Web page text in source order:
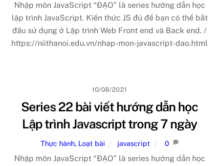
Nhập môn JavaScript “ĐẠO” là series hướng dẫn học
lập trình JavaScript. Kiến thức JS đủ để bạn có thể bắt
đầu sử dụng ở Lập trình Web Front end và Back end. /
https://niithanoi.edu.vn/nhap-mon-javascript-dao.html
10/08/2021
Series 22 bài viết hướng dẫn học
Lập trình Javascript trong 7 ngày
Thực hành, Loạt bài javascript 0
Nhập môn JavaScript “ĐẠO” là series hướng dẫn học